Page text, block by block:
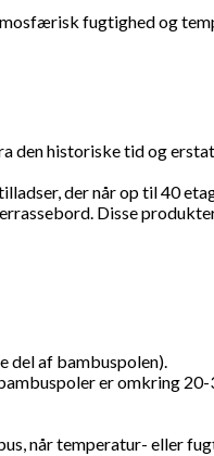
fugtighed og
historiske tid og
der når op til 40
Disse
del af bambuspolen).
er omkring
når temperatur- eller